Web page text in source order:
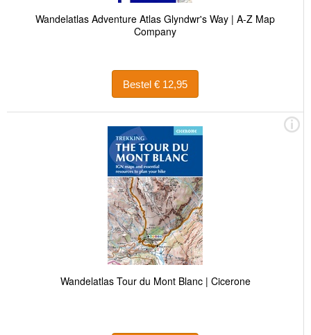
Wandelatlas Adventure Atlas Glyndwr's Way | A-Z Map
Company
Bestel € 12,95
Wandelatlas Tour du Mont Blanc | Cicerone